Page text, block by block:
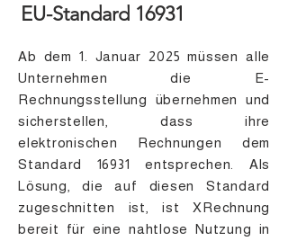
EU-Standard 16931
Ab dem 1. Januar 2025 müssen alle
Unternehmen die E-
Rechnungsstellung übernehmen und
sicherstellen, dass ihre
elektronischen Rechnungen dem
Standard 16931 entsprechen. Als
Lösung, die auf diesen Standard
zugeschnitten ist, ist XRechnung
bereit für eine nahtlose Nutzung in